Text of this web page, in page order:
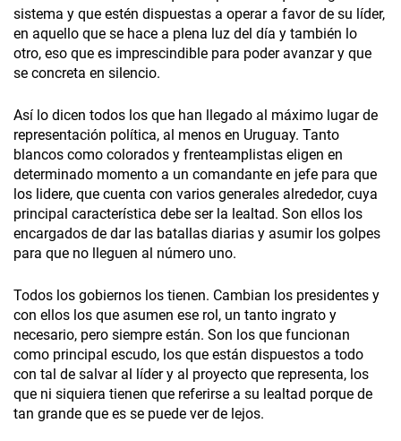
sistema y que estén dispuestas a operar a favor de su líder,
en aquello que se hace a plena luz del día y también lo
otro, eso que es imprescindible para poder avanzar y que
se concreta en silencio.
Así lo dicen todos los que han llegado al máximo lugar de
representación política, al menos en Uruguay. Tanto
blancos como colorados y frenteamplistas eligen en
determinado momento a un comandante en jefe para que
los lidere, que cuenta con varios generales alrededor, cuya
principal característica debe ser la lealtad. Son ellos los
encargados de dar las batallas diarias y asumir los golpes
para que no lleguen al número uno.
Todos los gobiernos los tienen. Cambian los presidentes y
con ellos los que asumen ese rol, un tanto ingrato y
necesario, pero siempre están. Son los que funcionan
como principal escudo, los que están dispuestos a todo
con tal de salvar al líder y al proyecto que representa, los
que ni siquiera tienen que referirse a su lealtad porque de
tan grande que es se puede ver de lejos.